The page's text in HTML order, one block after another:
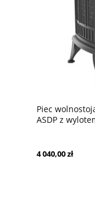
Piec
ASDP z
4 040,00 zł